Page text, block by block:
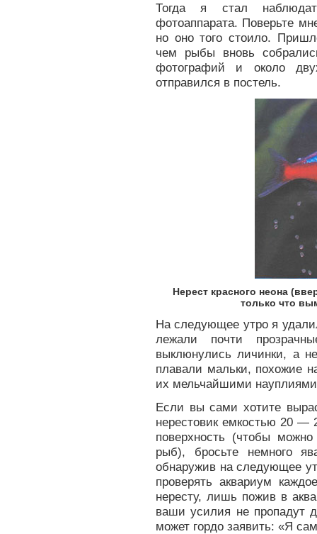
Тогда я стал
фотоаппарата. Поверьте
но оно того стоило.
чем рыбы вновь
фотографий и около
отправился в постель.
Нерест красного неона
только что
На следующее утро я
лежали почти
выклюнулись личинки, а
плавали мальки, похожие
их мельчайшими науплиями
Если вы сами хотите
нерестовик емкостью 20 —
поверхность (чтобы
рыб), бросьте немного
обнаружив на следующее
проверять аквариум
нересту, лишь пожив в
ваши усилия не пропадут
может гордо заявить: «Я